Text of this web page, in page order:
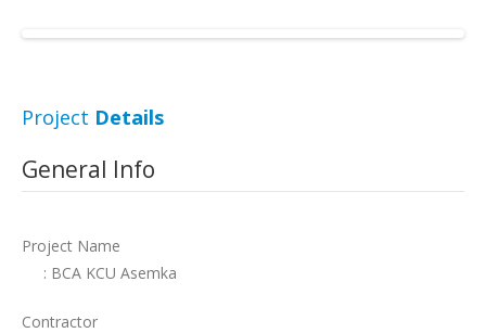
Project Details
General Info
Project Name
: BCA KCU Asemka
Contractor